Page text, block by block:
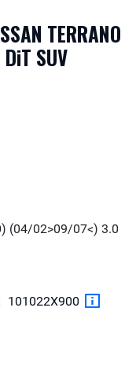
TERRANO
SUV
(04/02>09/07<) 3.0
101022X900